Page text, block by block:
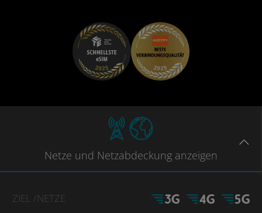
Netze und Netzabdeckung anzeigen
ZIEL /NETZE